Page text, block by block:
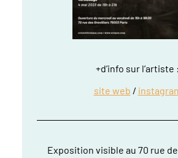
+d’info sur l’artiste :
site web /
Exposition visible au 70 rue